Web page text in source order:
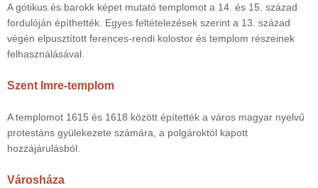
A gótikus és barokk képet mutató templomot a 14. és 15. század
fordulóján építhették. Egyes feltételezések szerint a 13. század
végén elpusztított ferences-rendi kolostor és templom részeinek
felhasználásával.
Szent Imre-templom
A templomot 1615 és 1618 között építették a város magyar nyelvű
protestáns gyülekezete számára, a polgároktól kapott
hozzájárulásból.
Városháza